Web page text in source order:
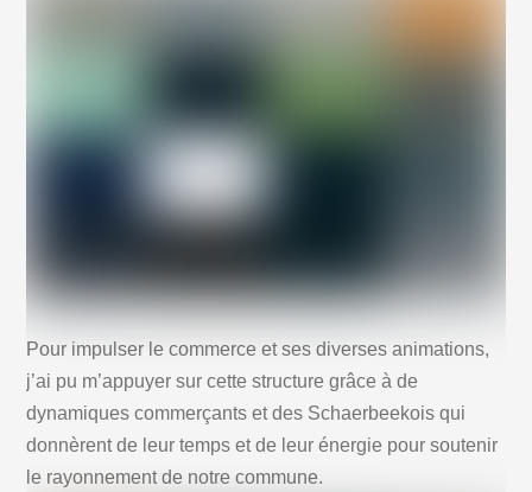
Pour impulser le commerce et ses diverses animations,
j’ai pu m’appuyer sur cette structure grâce à de
dynamiques commerçants et des Schaerbeekois qui
donnèrent de leur temps et de leur énergie pour soutenir
le rayonnement de notre commune.